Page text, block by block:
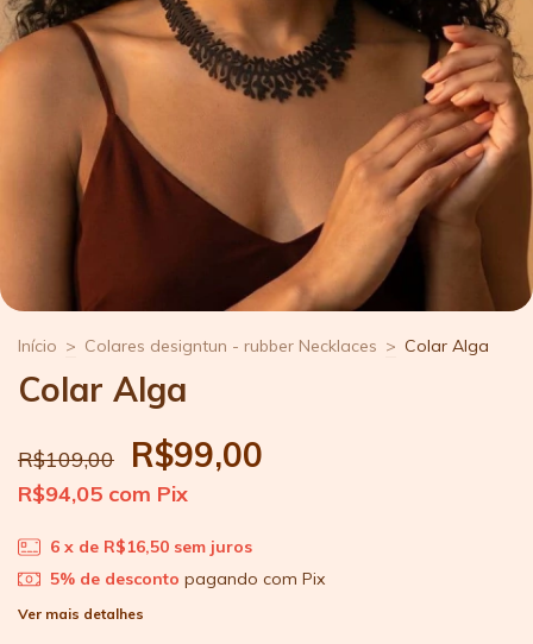
Início > Colares designtun - rubber Necklaces > Colar Alga
Colar Alga
R$109,00 R$99,00
R$94,05 com Pix
6 x de R$16,50 sem juros
5% de desconto pagando com Pix
Ver mais detalhes